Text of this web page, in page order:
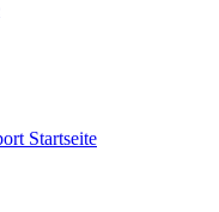
Startseite